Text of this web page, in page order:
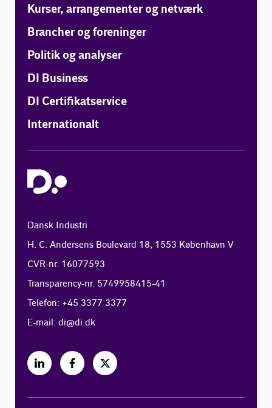
Kurser, arrangementer og netværk
Brancher og foreninger
Politik og analyser
DI Business
DI Certifikatservice
Internationalt
Dansk Industri
H. C. Andersens Boulevard 18, 1553 København V
CVR-nr. 16077593
Transparency-nr. 5749958415-41
Telefon: +45 3377 3377
E-mail:di@di.dk